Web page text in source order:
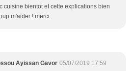
cuisine bientot et cette explications bien
m'aider ! merci
Ayissan Gavor 05/07/2019 17:59